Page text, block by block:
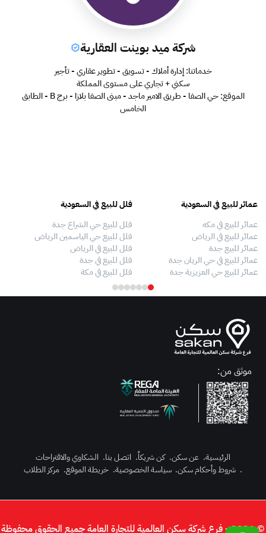
شركة ميد بوينت العقارية
خدماتنا: إدارة أملاك - تسويق - تطوير عقاري - تأجير
سكني + تجاري على مستوى المملكة
الموقع: حي الصفا - طريق الامير ماجد - مبنى الصفا بلازا - برج B - الطابق
الخامس
عمائر للبيع في السعودية
عمائر للبيع في مكه
عمائر للبيع في الرياض
عمائر للبيع جدة
عمائر للبيع في حي الريان جدة
عمائر للبيع حي العزيزية جدة
فلل للبيع في السعودية
فلل للبيع حي الشراع جدة
فلل للبيع حي الياسمين الرياض
فلل للبيع في الرياض
فلل للبيع في جدة
فلل للبيع في مكة
الرئيسية. عن سكن. كن شريكاً. اتصل بنا. الشكاوي والاقتراحات
. شروط وأحكام سكن. سياسة الخصوصية. خريطة الموقع. مركز الطلاب
موثق من:
© 2026 - فرع شركة سكن العالمية للتجارة العامة جميع الحقوق محفوظة